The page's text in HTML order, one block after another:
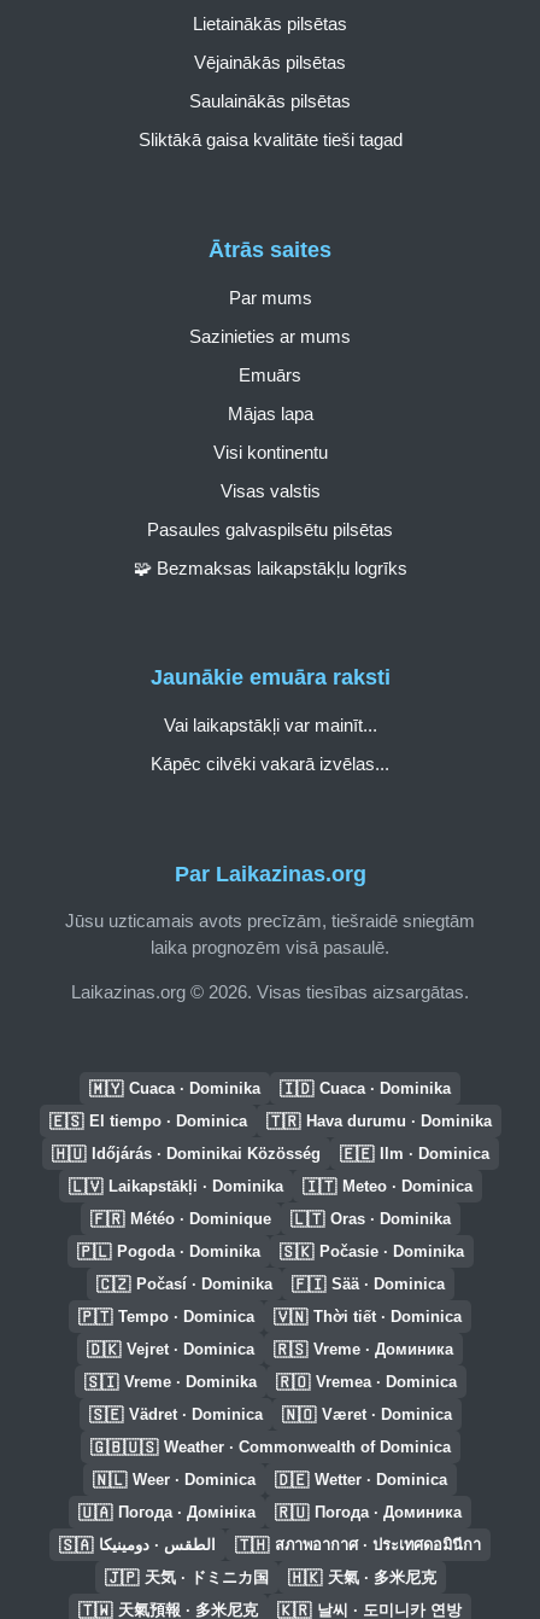
Par Laikazinas.org
Jūsu uzticamais avots precīzām, tiešraidē sniegtām
laika prognozēm visā pasaulē.
Laikazinas.org © 2026. Visas tiesības aizsargātas.
Ātrās saites
Par mums
Sazinieties ar mums
Emuārs
Mājas lapa
Visi kontinentu
Visas valstis
Pasaules galvaspilsētu pilsētas
🧩 Bezmaksas laikapstākļu logrīks
Lietainākās pilsētas
Vējainākās pilsētas
Saulainākās pilsētas
Sliktākā gaisa kvalitāte tieši tagad
Jaunākie emuāra raksti
Vai laikapstākļi var mainīt...
Kāpēc cilvēki vakarā izvēlas...
🇲🇾 Cuaca · Dominika 🇮🇩 Cuaca · Dominika
🇪🇸 El tiempo · Dominica 🇹🇷 Hava durumu · Dominika
🇭🇺 Időjárás · Dominikai Közösség 🇪🇪 Ilm · Dominica
🇱🇻 Laikapstākļi · Dominika 🇮🇹 Meteo · Dominica
🇫🇷 Météo · Dominique 🇱🇹 Oras · Dominika
🇵🇱 Pogoda · Dominika 🇸🇰 Počasie · Dominika
🇨🇿 Počasí · Dominika 🇫🇮 Sää · Dominica
🇵🇹 Tempo · Dominica 🇻🇳 Thời tiết · Dominica
🇩🇰 Vejret · Dominica 🇷🇸 Vreme · Доминика
🇸🇮 Vreme · Dominika 🇷🇴 Vremea · Dominica
🇸🇪 Vädret · Dominica 🇳🇴 Været · Dominica
🇬🇧🇺🇸 Weather · Commonwealth of Dominica
🇳🇱 Weer · Dominica 🇩🇪 Wetter · Dominica
🇺🇦 Погода · Домініка 🇷🇺 Погода · Доминика
🇸🇦 الطقس · دومينيكا 🇹🇭 สภาพอากาศ · ประเทศดอมินีกา
🇯🇵 天気 · ドミニカ国 🇭🇰 天氣 · 多米尼克
🇹🇼 天氣預報 · 多米尼克 🇰🇷 날씨 · 도미니카 연방